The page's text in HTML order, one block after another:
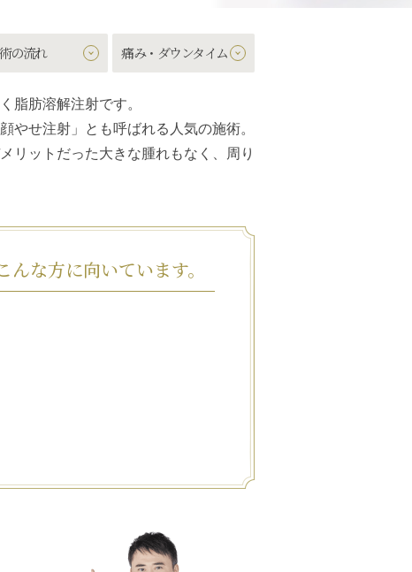
の流れ 痛み・ダウンタイム
脂肪溶解注射です。
やせ注射」とも呼ばれる人気の施術。
リットだった大きな腫れもなく、周り
んな方に向いています。